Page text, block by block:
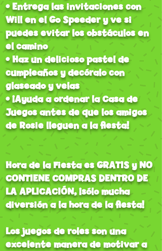
• Entrega las invitaciones con
Will en el Go Speeder y ve si
puedes evitar los obstáculos en
el camino
• Haz un delicioso pastel de
cumpleaños y decóralo con
glaseado y velas
• ¡Ayuda a ordenar la Casa de
Juegos antes de que los amigos
de Rosie lleguen a la fiesta!
Hora de la Fiesta es GRATIS y NO
CONTIENE COMPRAS DENTRO DE
LA APLICACIÓN, ¡sólo mucha
diversión a la hora de la fiesta!
Los juegos de roles son una
excelente manera de motivar a